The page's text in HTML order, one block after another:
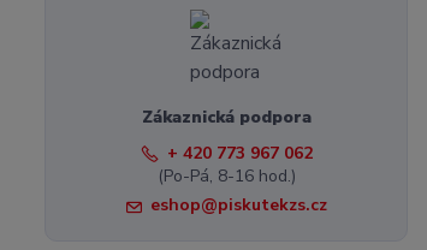
Zákaznická podpora
+ 420 773 967 062
(Po-Pá, 8-16 hod.)
eshop@piskutekzs.cz